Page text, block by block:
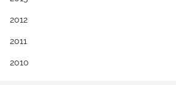
2012
2011
2010